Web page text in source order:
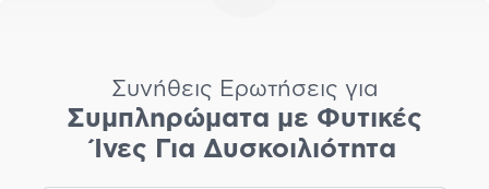
Συνήθεις Ερωτήσεις για
Συμπληρώματα με Φυτικές
Ίνες Για Δυσκοιλιότητα